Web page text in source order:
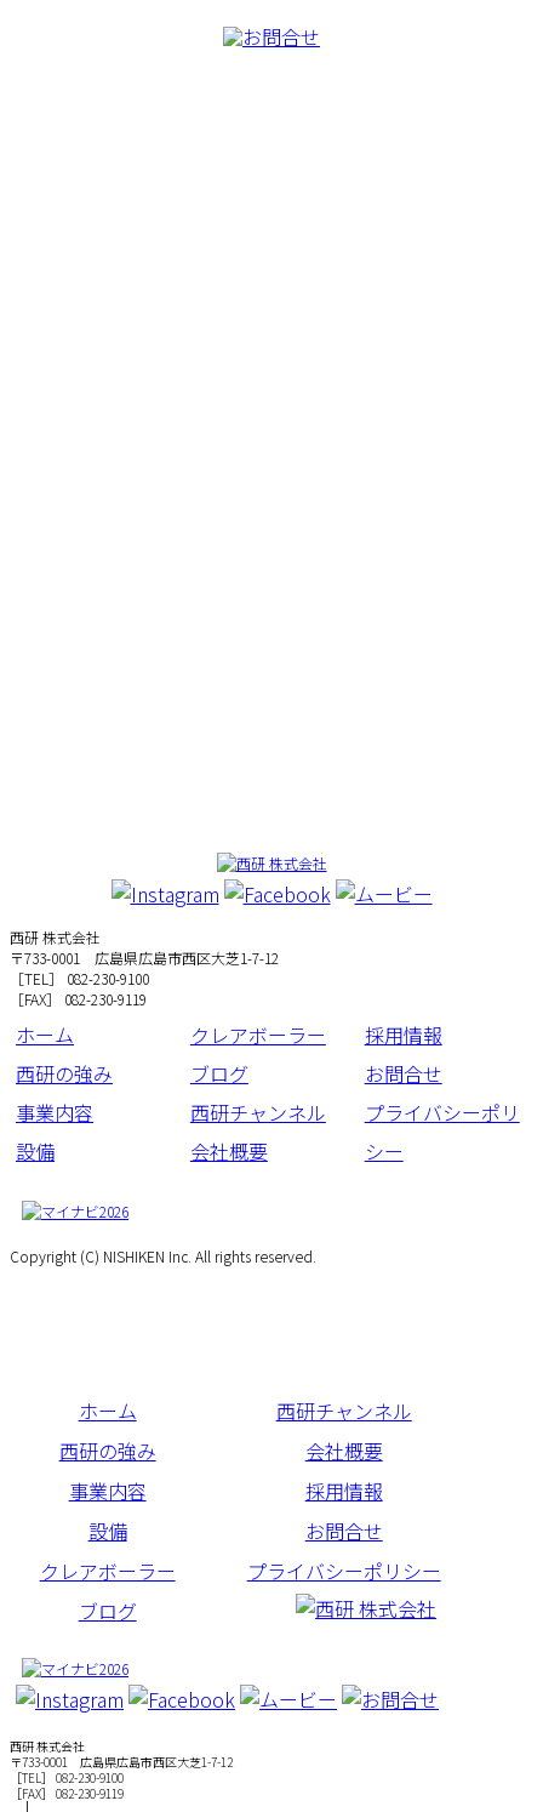
西研 株式会社
〒733-0001 広島県広島市西区大芝1-7-12
［TEL］ 082-230-9100
［FAX］ 082-230-9119
ホーム
西研の強み
事業内容
設備
クレアボーラー
ブログ
西研チャンネル
会社概要
採用情報
お問合せ
プライバシーポリ
シー
Copyright (C) NISHIKEN Inc. All rights reserved.
ホーム
西研の強み
事業内容
設備
クレアボーラー
ブログ
西研チャンネル
会社概要
採用情報
お問合せ
プライバシーポリシー
西研 株式会社
〒733-0001 広島県広島市西区大芝1-7-12
［TEL］ 082-230-9100
［FAX］ 082-230-9119